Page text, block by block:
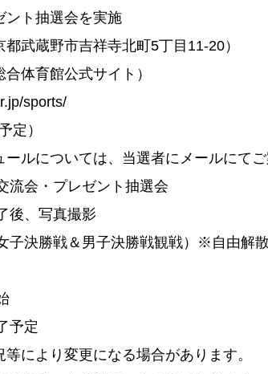
ント抽選会を実施
武蔵野市吉祥寺北町5丁目11-20）
体育館公式サイト）
sports/
定）
ルについては、当選者にメールにてご
会・プレゼント抽選会
後、写真撮影
決勝戦＆男子決勝戦観戦）※自由解散
予定
により変更になる場合があります。